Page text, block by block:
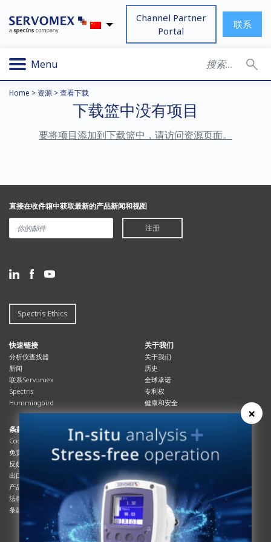
Channel Partner
Portal
联系
Menu
Home > 资源 >查看下载
下载篮中没有项目
要将项目添加到下载篮中，请访问资源页面。
直接在收件箱中获取最新的产品新闻和视图
注册
Spectris Ethics
快速链接
分析仪查找器
新闻
联系Servomex
Spectris
Hummingbird
关于我们
关于我们
历史
全球承诺
专利权
健康和安全
条款与合规
Cookies政策
免责声明
反奴隶制立法
出口管制
产品合规
法律和隐私声明
条款及细则
资源资源
总览
杂志
系统信息
产品手册
说明书
服务信息
白皮书
条款和条件
×